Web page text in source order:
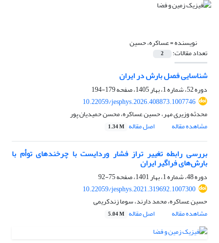
نویسنده =عساکره، حسین
تعداد مقالات: 2
شناسایی فصل بارش در ایران
دوره 52، شماره 1، بهار 1405، صفحه
179-194
10.22059/jesphys.2026.408873.1007746
محدثه وزیری مهر، حسین عساکره، محسن حمیدیان پور
مشاهده مقاله
اصل مقاله 1.34 M
بررسی رابطه تغییر تراز فشار وردایست با چرخند‌های توأم با
بارش‌های فراگیر ایران
دوره 48، شماره 1، بهار 1401، صفحه
75-92
10.22059/jesphys.2021.319692.1007300
حسین عساکره، محمد دارند، سوما زندکریمی
مشاهده مقاله
اصل مقاله 5.04 M